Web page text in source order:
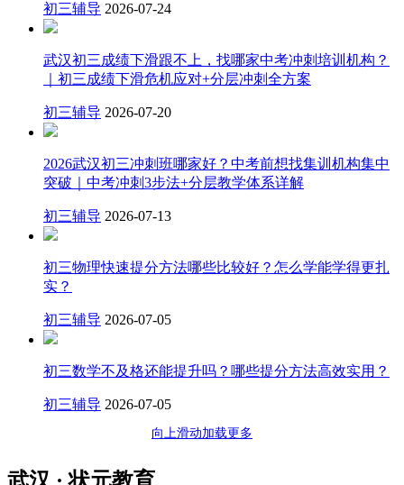
初三辅导 2026-07-24
武汉初三成绩下滑跟不上，找哪家中考冲刺培训机构？
｜初三成绩下滑危机应对+分层冲刺全方案
初三辅导 2026-07-20
2026武汉初三冲刺班哪家好？中考前想找集训机构集中
突破｜中考冲刺3步法+分层教学体系详解
初三辅导 2026-07-13
初三物理快速提分方法哪些比较好？怎么学能学得更扎
实？
初三辅导 2026-07-05
初三数学不及格还能提升吗？哪些提分方法高效实用？
初三辅导 2026-07-05
向上滑动加载更多